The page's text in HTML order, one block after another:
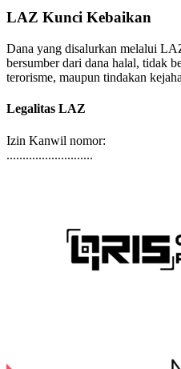
Dana yang disalurkan melalui
terorisme, maupun tindakan
Legalitas LAZ
Izin Kanwil nomor: